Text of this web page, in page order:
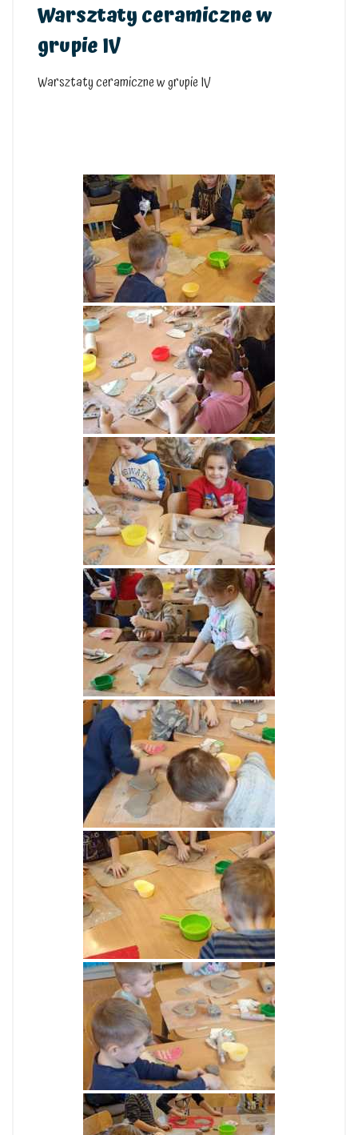
Warsztaty ceramiczne w
grupie IV
Warsztaty ceramiczne w grupie IV